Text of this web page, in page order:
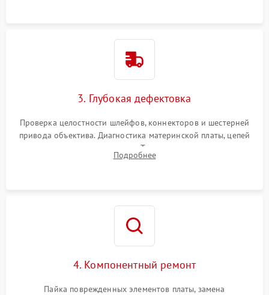
3. Глубокая дефектовка
Проверка целостности шлейфов, коннекторов и шестерней
привода объектива. Диагностика материнской платы, цепей
питания и картоприемника. Тестирование механизма
затвора и блока внутрикамерной стабилизации.
Подробнее
4. Компонентный ремонт
Пайка поврежденных элементов платы, замена